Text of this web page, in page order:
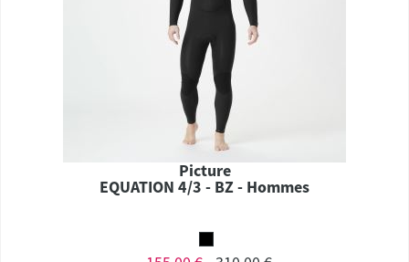
Picture
EQUATION 4/3 - BZ - Hommes